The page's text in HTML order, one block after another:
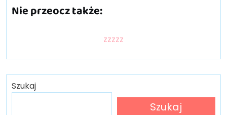
Nie przeocz także:
zzzzz
Szukaj
Szukaj